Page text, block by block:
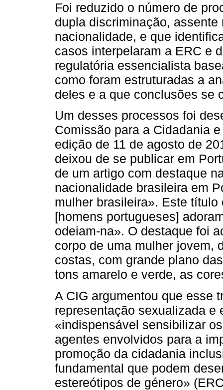
Foi reduzido o número de
dupla discriminação, assente
nacionalidade, e que
casos interpelaram a ERC e
regulatória essencialista
como foram estruturadas a
deles e a que conclusões se
Um desses processos foi
Comissão para a Cidadania
edição de 11 de agosto de
deixou de se publicar em
de um artigo com destaque
nacionalidade brasileira em
mulher brasileira». Este
[homens portugueses]
odeiam‑na». O destaque foi
corpo de uma mulher jovem,
costas, com grande plano
tons amarelo e verde, as
A CIG argumentou que esse
representação sexualizada e
«indispensável sensibilizar
agentes envolvidos para a
promoção da cidadania
fundamental que podem
estereótipos de género»